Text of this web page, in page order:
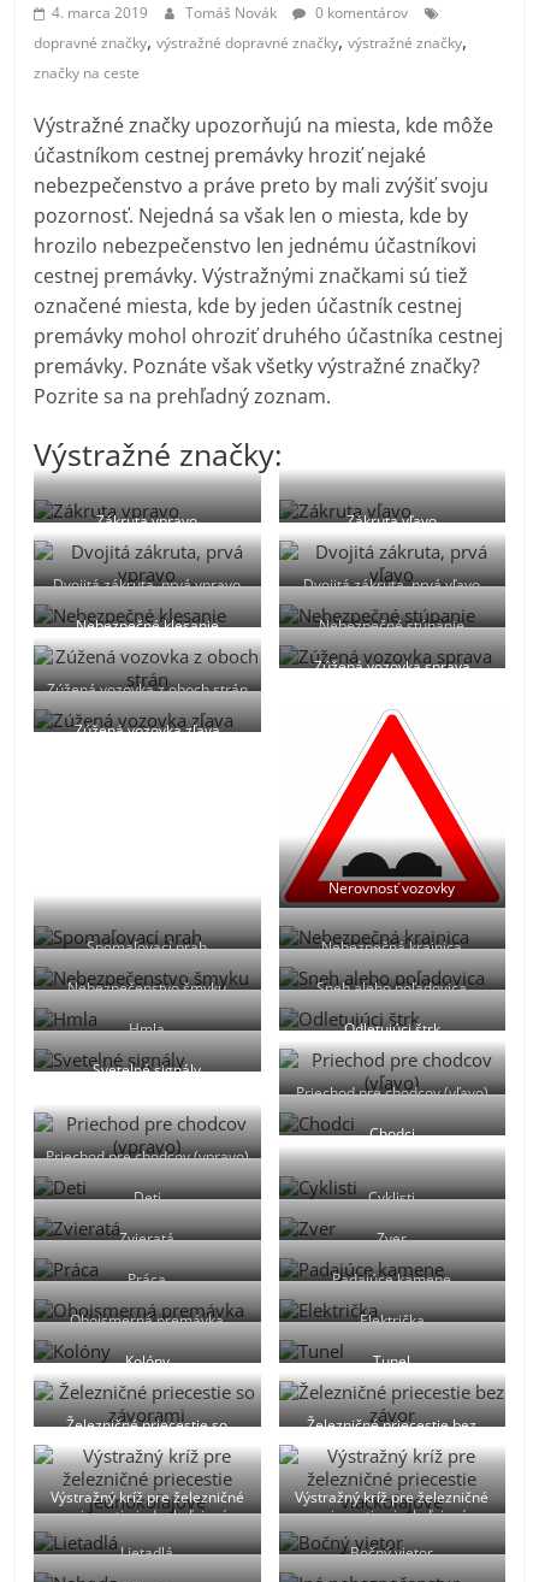
4. marca 2019 Tomáš Novák
0 komentárov
dopravné značky,výstražné dopravné značky,výstražné značky,
značky na ceste
Výstražné značky upozorňujú na miesta, kde môže
účastníkom cestnej premávky hroziť nejaké
nebezpečenstvo a práve preto by mali zvýšiť svoju
pozornosť. Nejedná sa však len o miesta, kde by
hrozilo nebezpečenstvo len jednému účastníkovi
cestnej premávky. Výstražnými značkami sú tiež
označené miesta, kde by jeden účastník cestnej
premávky mohol ohroziť druhého účastníka cestnej
premávky. Poznáte však všetky výstražné značky?
Pozrite sa na prehľadný zoznam.
Výstražné značky:
Zákruta vpravo Zákruta vľavo
Dvojitá zákruta, prvá vpravo
Dvojitá zákruta, prvá vľavo
Nebezpečné klesanie
Nebezpečné stúpanie
Zúžená vozovka z oboch strán
Zúžená vozovka sprava
Zúžená vozovka zľava
Nerovnosť vozovky
Spomaľovací prah
Nebezpečná krajnica
Nebezpečenstvo šmyku
Sneh alebo poľadovica
Hmla
Odletujúci štrk
Svetelné signály
Priechod pre chodcov (vľavo)
Priechod pre chodcov (vpravo)
Chodci
Deti
Cyklisti
Zvieratá
Zver
Práca
Padajúce kamene
Obojsmerná premávka
Električka
Kolóny
Tunel
Železničné priecestie so
závorami
Železničné priecestie bez
Výstražný kríž pre železničné
priecestie jednokoľajové
Výstražný kríž pre železničné
priecestie viackoľajové
Lietadlá
Bočný vietor